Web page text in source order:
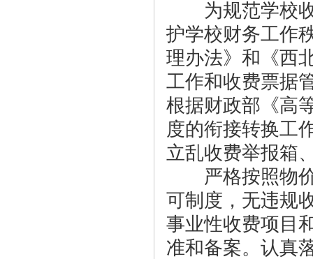
为规范学校收
护学校财务工作
理办法》和《西
工作和收费票据
根据财政部《高
度的衔接转换工
立乱收费举报箱
严格按照物价
可制度，无违规
事业性收费项目
准和备案。认真